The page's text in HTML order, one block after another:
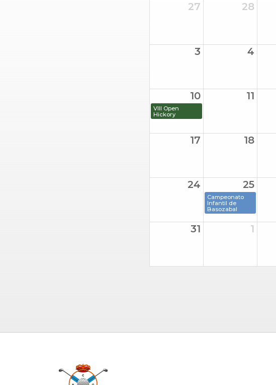
27 28
3 4
10 11
VIII Open
Hickory
17 18
24 25
Campeonato
Infantil de
Basozabal
31 1